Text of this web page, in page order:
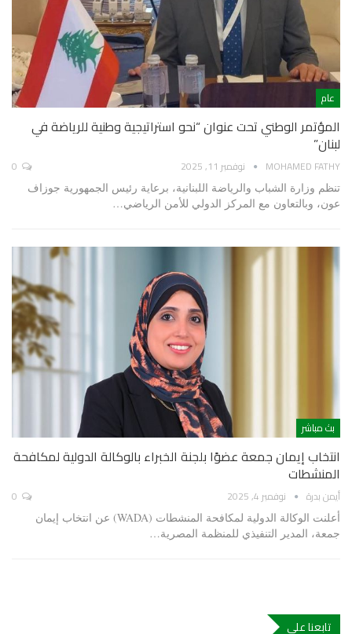
عام
المؤتمر الوطني تحت عنوان “نحو استراتيجية وطنية للرياضة في
لبنان”
MOHAMED FATHY نوفمبر 11, 2025
تنظم وزارة الشباب والرياضة اللبنانية، برعاية رئيس الجمهورية جوزاف
عون، وبالتعاون مع المركز الدولي للأمن الرياضي…
بث مباشر
انتخاب إيمان جمعة عضوًا بلجنة الخبراء بالوكالة الدولية لمكافحة
المنشطات
أيمن بدرة نوفمبر 4, 2025
أعلنت الوكالة الدولية لمكافحة المنشطات (WADA) عن انتخاب إيمان
جمعة، المدير التنفيذي للمنظمة المصرية…
تابعنا علي